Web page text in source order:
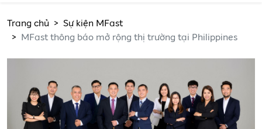
Trang chủ
Sự kiện MFast
MFast thông báo mở rộng thị trường tại Philippines